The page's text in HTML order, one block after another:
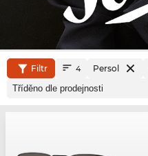
Filtr 4 Persol